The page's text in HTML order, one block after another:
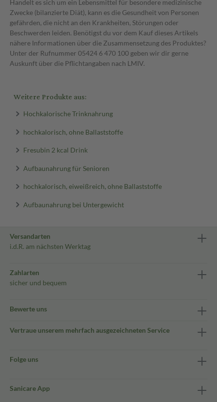
Handelt es sich um ein Lebensmittel für besondere medizinische
Zwecke (bilanzierte Diät), kann es die Gesundheit von Personen
gefährden, die nicht an den Krankheiten, Störungen oder
Beschwerden leiden. Benötigst du vor dem Kauf dieses Artikels
nähere Informationen über die Zusammensetzung des Produktes?
Unter der Rufnummer 05424 6 470 100 geben wir dir gerne
Auskunft über die Pflichtangaben nach LMIV.
Weitere Produkte aus:
Hochkalorische Trinknahrung
hochkalorisch, ohne Ballaststoffe
Fresubin 2 kcal Drink
Aufbaunahrung für Senioren
hochkalorisch, eiweißreich, ohne Ballaststoffe
Aufbaunahrung bei Untergewicht
Versandarten
i.d.R. am nächsten Werktag
Zahlarten
sicher und bequem
Bewerte uns
Vertraue unserem mehrfach ausgezeichneten Service
Folge uns
Sanicare App